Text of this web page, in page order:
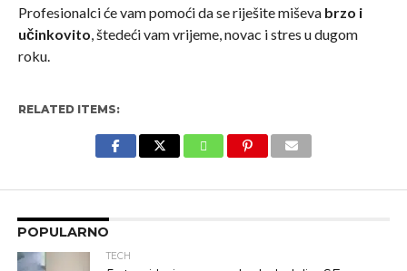
Profesionalci će vam pomoći da se riješite miševa brzo i
učinkovito, štedeći vam vrijeme, novac i stres u dugom
roku.
RELATED ITEMS:
POPULARNO
TECH